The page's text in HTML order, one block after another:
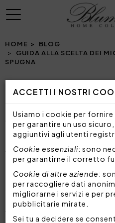
ACCETTI I NOSTRI
Usiamo i cookie per fornire
per garantire un uso sicuro,
aggiuntivi agli utenti
Cookie essenziali: sono
per garantirne il corretto
Cookie di altre aziende:
per raccogliere dati
migliorarne i servizi e per
pubblicitarie mirate.
Sei tu a decidere se
MENU
HOME
BLOG
GUIDA ALLA SCELTA DEI
SPUGNA
ASCIUGAMANI DI
TUTTI I CONSIGLI E I
SCEGLIERE GLI
ADATTI ALLE TUE
TUO BAGNO
Gliasciugamani in
più essenziali e utili nella
fondamentali per il